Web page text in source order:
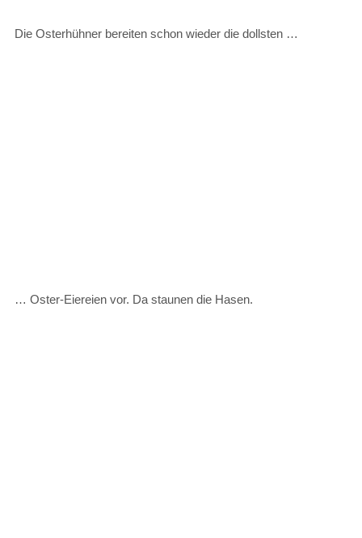
Die Osterhühner bereiten schon wieder die dollsten …
… Oster-Eiereien vor. Da staunen die Hasen.